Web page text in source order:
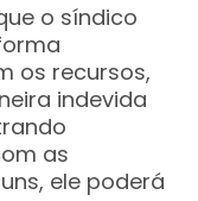
o síndico
os recursos,
indevida
as
ele poderá